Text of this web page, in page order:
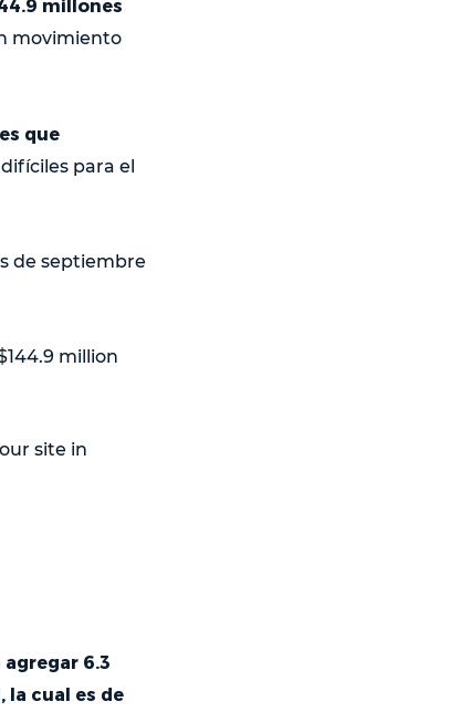
millones
movimiento
que
para el
de septiembre
million
site in
6.3
la cual es de